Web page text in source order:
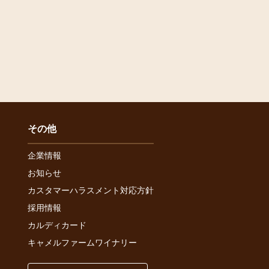
その他
企業情報
お知らせ
カスタマーハラスメント対応方針
採用情報
カルディカード
キャメルファームワイナリー